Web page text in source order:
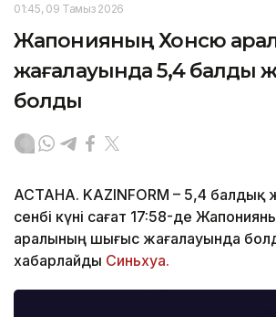
01:45, 09 Тамыз 2026
Жапонияның Хонсю
жағалауында 5,4 балдық
болды
АСТАНА. KAZINFORM – 5,4 балдық
сенбі күні сағат 17:58-де
аралының шығыс жағалауында
хабарлайды Синьхуа.